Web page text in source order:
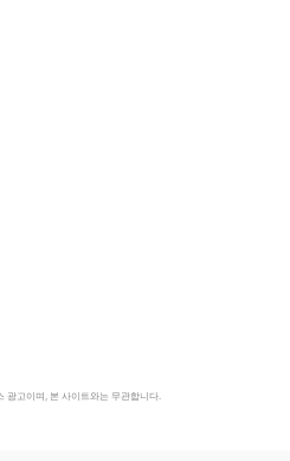
광고이며, 본 사이트와는 무관합니다.